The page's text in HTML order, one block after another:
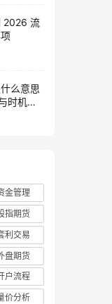
2026 流
么意思
时机把
金管理
指期货
利交易
盘期货
户流程
价分析